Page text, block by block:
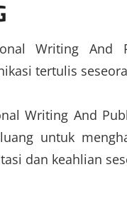
Writing And
tertulis
Writing And
untuk
dan keahlian